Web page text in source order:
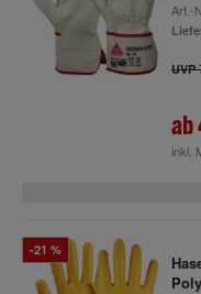
Art.-
UVP
ab
inkl.
-21 %